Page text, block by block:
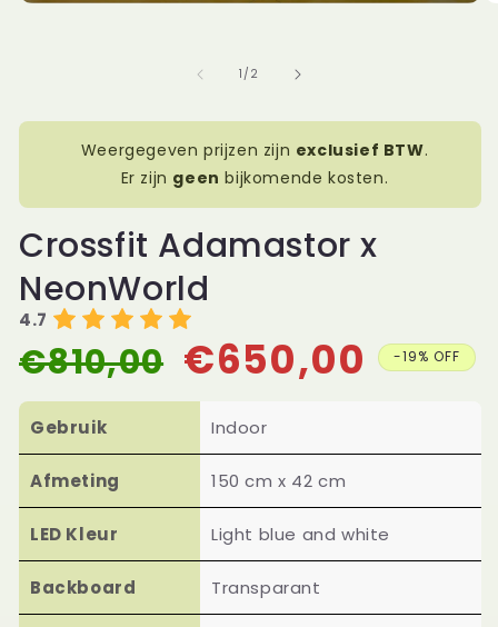
1 /van
2
Weergegeven prijzen zijn exclusief BTW.
Er zijn geen bijkomende kosten.
Crossfit Adamastor x
NeonWorld
4.7
Normale
prijs
€810,00 Aanbiedingsprijs
€650,00 -19% OFF
Gebruik Indoor
Afmeting 150 cm x 42 cm
LED Kleur Light blue and white
Backboard Transparant